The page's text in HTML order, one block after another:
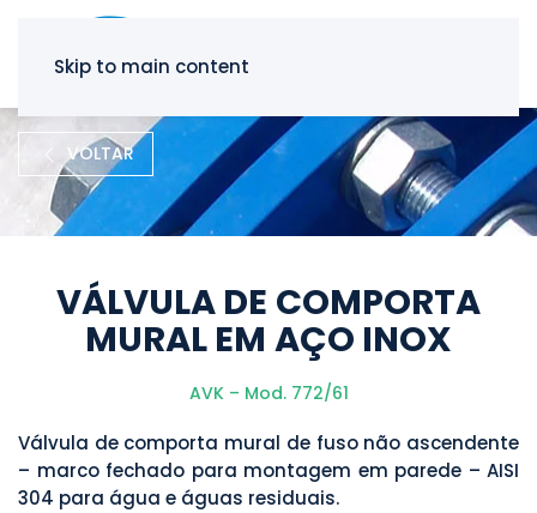
Skip to main content
VOLTAR
VÁLVULA DE COMPORTA
MURAL EM AÇO INOX
AVK – Mod. 772/61
Válvula de comporta mural de fuso não ascendente
– marco fechado para montagem em parede – AISI
304 para água e águas residuais.